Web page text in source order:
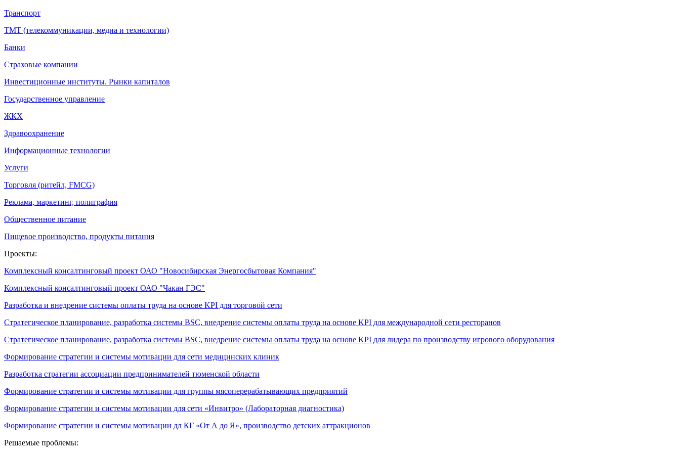
Транспорт
ТМТ (телекоммуникации, медиа и технологии)
Банки
Страховые компании
Инвестиционные институты. Рынки капиталов
Государственное управление
ЖКХ
Здравоохранение
Информационные технологии
Услуги
Торговля (ритейл, FMCG)
Реклама, маркетинг, полиграфия
Общественное питание
Пищевое производство, продукты питания
Проекты:
Комплексный консалтинговый проект ОАО "Новосибирская Энергосбытовая Компания"
Комплексный консалтинговый проект ОАО "Чакан ГЭС"
Разработка и внедрение системы оплаты труда на основе KPI для торговой сети
Стратегическое планирование, разработка системы BSC, внедрение системы оплаты труда на основе KPI для международной сети ресторанов
Стратегическое планирование, разработка системы BSC, внедрение системы оплаты труда на основе KPI для лидера по производству игрового оборудования
Формирование стратегии и системы мотивации для сети медицинских клиник
Разработка стратегии ассоциации предпринимателей тюменской области
Формирование стратегии и системы мотивации для группы мясоперерабатывающих предприятий
Формирование стратегии и системы мотивации для сети «Инвитро» (Лабораторная диагностика)
Формирование стратегии и системы мотивации дл КГ «От А до Я», производство детских аттракционов
Решаемые проблемы: